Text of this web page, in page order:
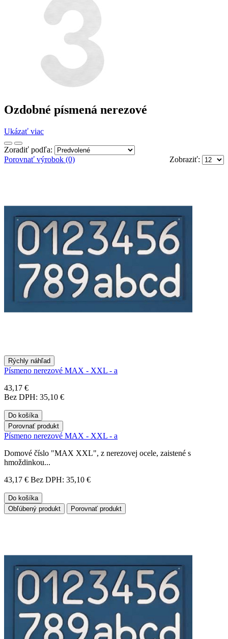
Ozdobné písmená nerezové
Ukázať viac
Zoradiť podľa:
Zobraziť:
Porovnať výrobok (0)
Rýchly náhľad
Písmeno nerezové MAX - XXL - a
43,17 €
Bez DPH: 35,10 €
Do košíka
Porovnať produkt
Písmeno nerezové MAX - XXL - a
Domové číslo "MAX XXL", z nerezovej ocele, zaistené s
hmoždinkou...
43,17 € Bez DPH: 35,10 €
Do košíka
Obľúbený produkt
Porovnať produkt